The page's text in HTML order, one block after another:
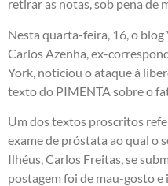
retirar as notas, sob pena de
Nesta quarta-feira, 16, o blog
Carlos Azenha, ex-
York, noticiou o ataque à
texto do PIMENTA sobre o
Um dos textos proscritos
exame de próstata ao qual o
Ilhéus, Carlos Freitas, se
postagem foi de mau-gosto